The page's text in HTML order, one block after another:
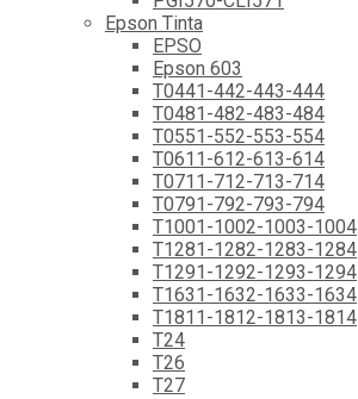
Epson Tinta
EPSO
Epson 603
T0441-442-443-444
T0481-482-483-484
T0551-552-553-554
T0611-612-613-614
T0711-712-713-714
T0791-792-793-794
T1001-1002-1003-1004
T1281-1282-1283-1284
T1291-1292-1293-1294
T1631-1632-1633-1634
T1811-1812-1813-1814
T24
T26
T27